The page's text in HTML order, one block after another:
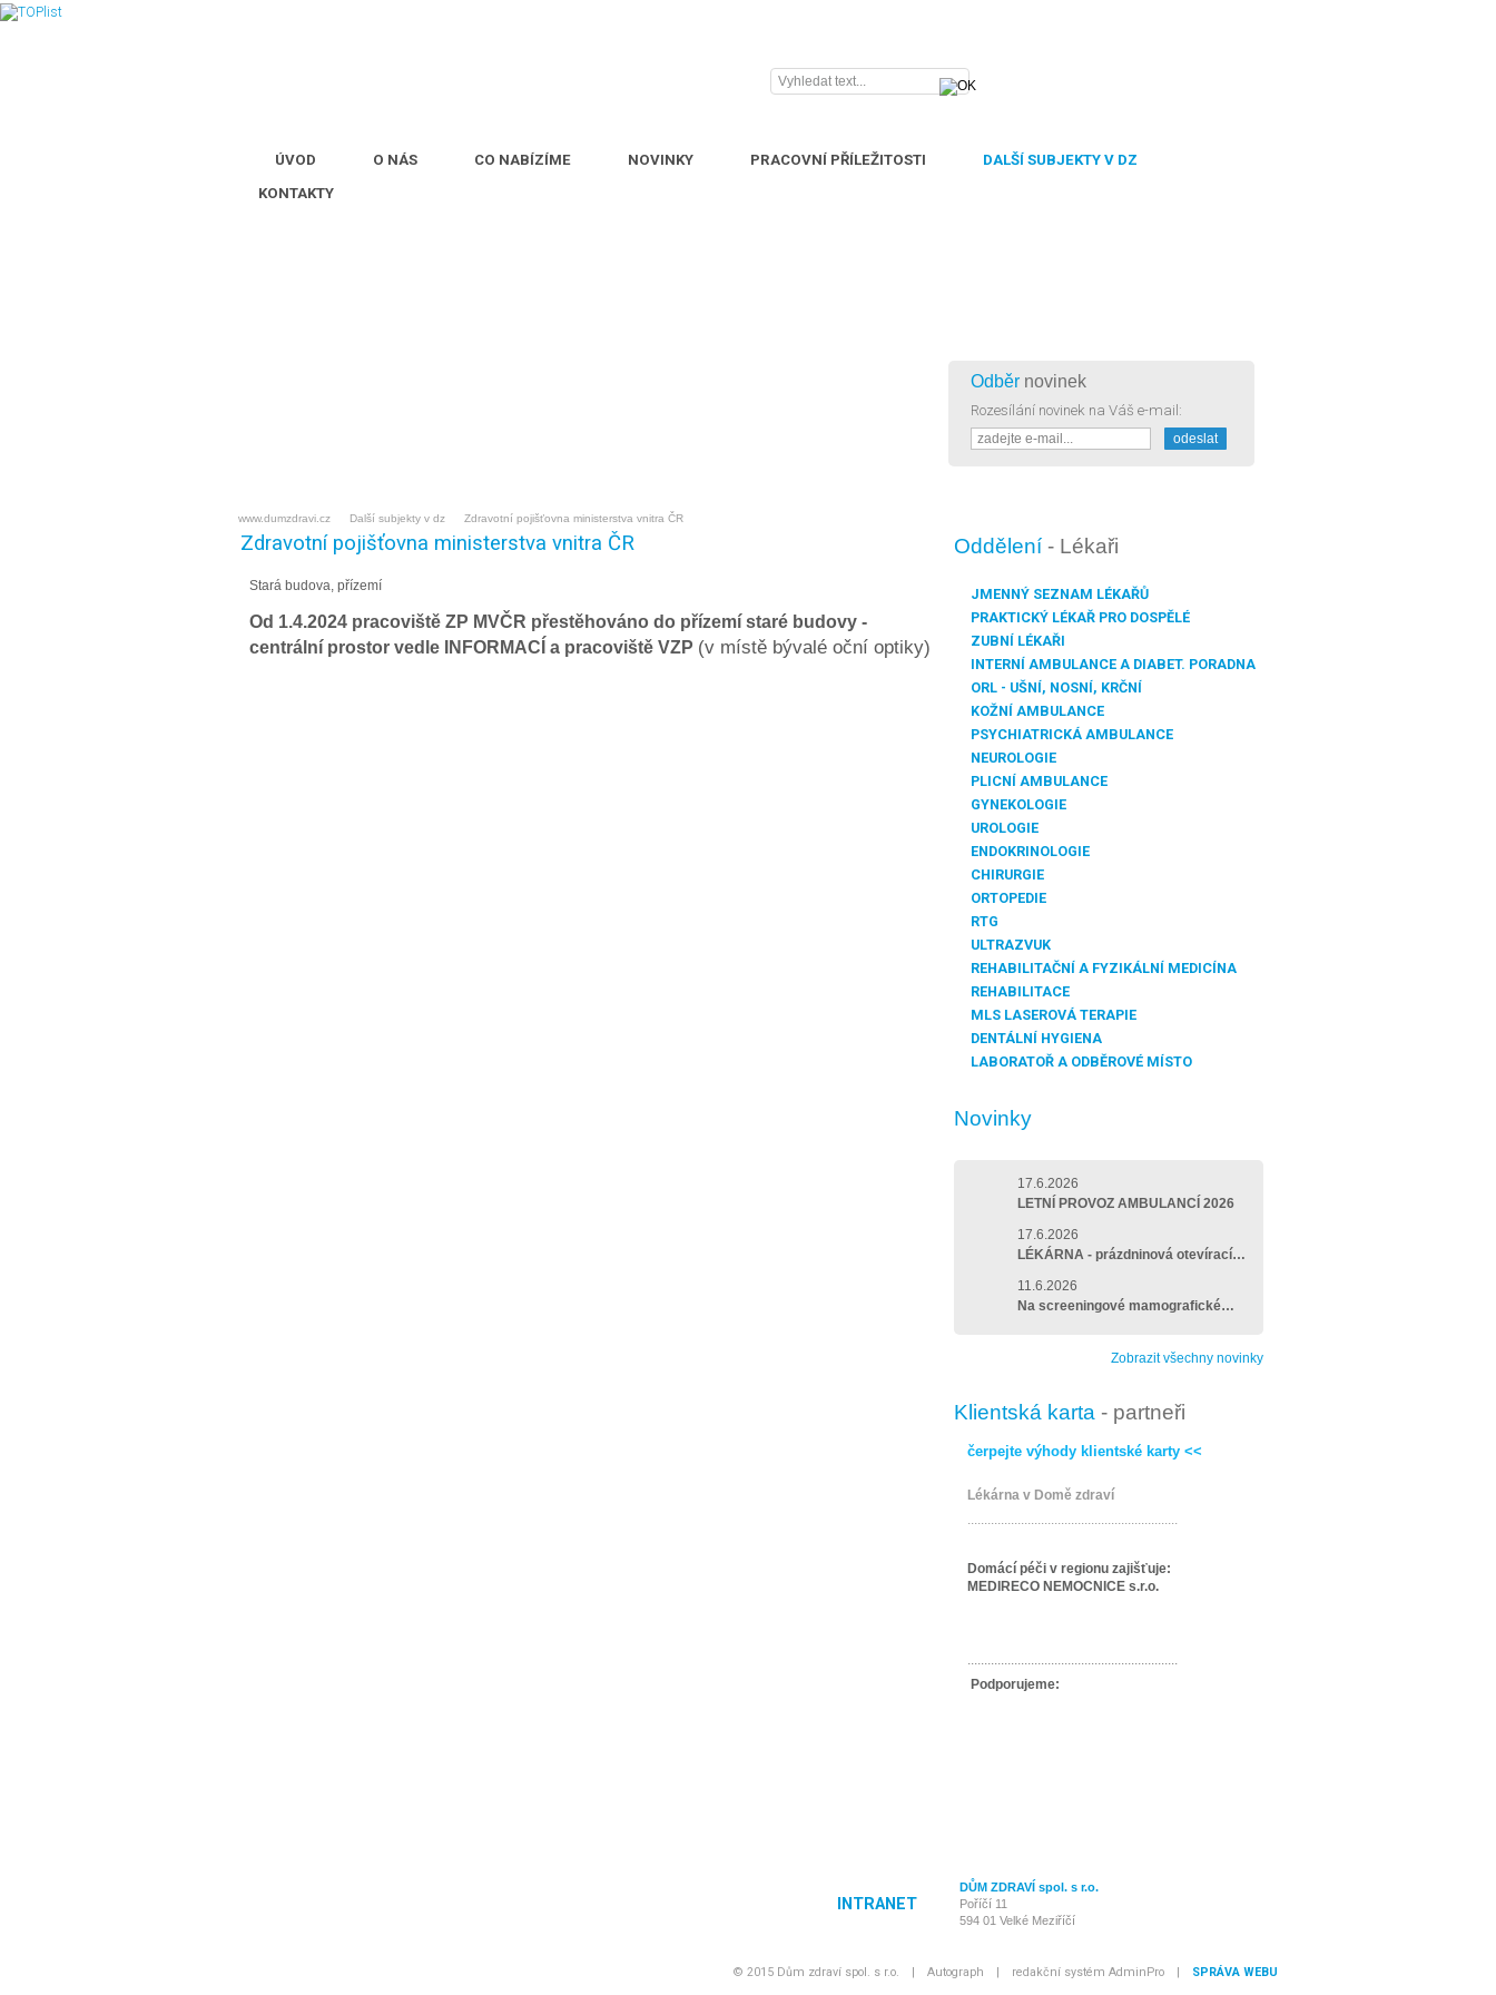
ÚVOD O NÁS CO NABÍZÍME NOVINKY PRACOVNÍ PŘÍLEŽITOSTI
DALŠÍ SUBJEKTY V DZ
KONTAKTY
Odběr novinek
Rozesílání novinek na Váš e-mail:
www.dumzdravi.cz Další subjekty v dz Zdravotní pojišťovna ministerstva vnitra ČR
Zdravotní pojišťovna ministerstva vnitra ČR
Stará budova, přízemí
Od 1.4.2024 pracoviště ZP MVČR přestěhováno do přízemí staré budovy -
centrální prostor vedle INFORMACÍ a pracoviště VZP (v místě bývalé oční optiky)
Oddělení - Lékaři
JMENNÝ SEZNAM LÉKAŘŮ
PRAKTICKÝ LÉKAŘ PRO DOSPĚLÉ
ZUBNÍ LÉKAŘI
INTERNÍ AMBULANCE A DIABET. PORADNA
ORL - UŠNÍ, NOSNÍ, KRČNÍ
KOŽNÍ AMBULANCE
PSYCHIATRICKÁ AMBULANCE
NEUROLOGIE
PLICNÍ AMBULANCE
GYNEKOLOGIE
UROLOGIE
ENDOKRINOLOGIE
CHIRURGIE
ORTOPEDIE
RTG
ULTRAZVUK
REHABILITAČNÍ A FYZIKÁLNÍ MEDICÍNA
REHABILITACE
MLS LASEROVÁ TERAPIE
DENTÁLNÍ HYGIENA
LABORATOŘ A ODBĚROVÉ MÍSTO
Novinky
17.6.2026
LETNÍ PROVOZ AMBULANCÍ 2026
17.6.2026
LÉKÁRNA - prázdninová otevírací…
11.6.2026
Na screeningové mamografické…
Zobrazit všechny novinky
Klientská karta - partneři
čerpejte výhody klientské karty <<
Lékárna v Domě zdraví
Domácí péči v regionu zajišťuje:
MEDIRECO NEMOCNICE s.r.o.
Podporujeme:
DŮM ZDRAVÍ spol. s r.o.
Poříčí 11
594 01 Velké Meziříčí
INTRANET
© 2015 Dům zdraví spol. s r.o. | Autograph | redakční systém AdminPro | SPRÁVA WEBU